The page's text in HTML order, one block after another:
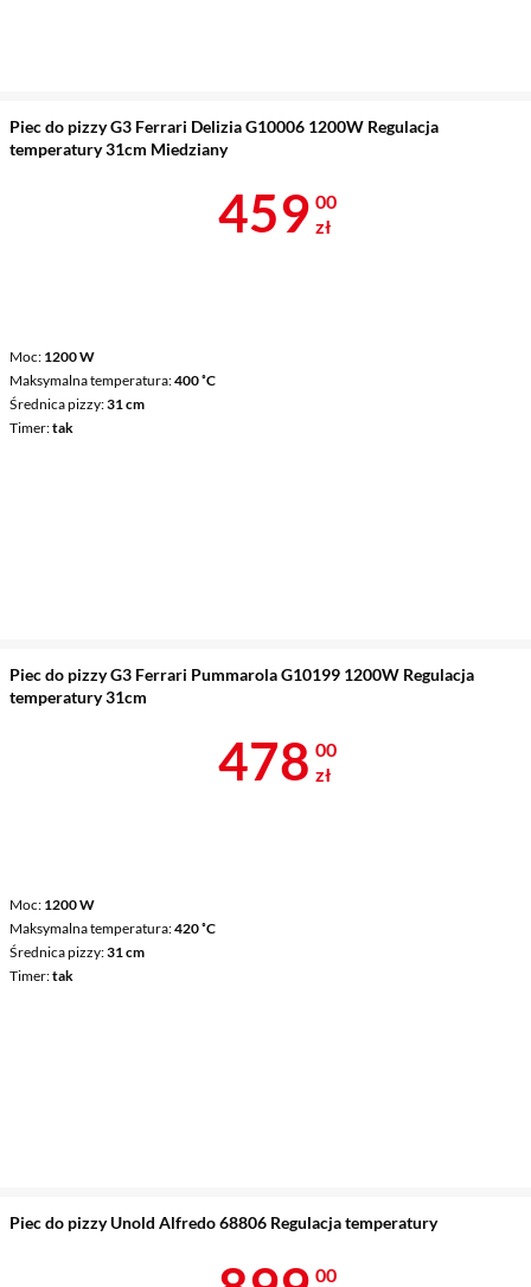
Piec do pizzy G3 Ferrari Delizia G10006 1200W Regulacja
temperatury 31cm Miedziany
Moc 1200 W
Maksymalna temperatura 400 ˚C
Średnica pizzy 31 cm
Timer tak
Cena 459 zł
459 00
zł
Piec do pizzy G3 Ferrari Pummarola G10199 1200W Regulacja
temperatury 31cm
Moc 1200 W
Maksymalna temperatura 420 ˚C
Średnica pizzy 31 cm
Timer tak
Cena 478 zł
478 00
zł
Piec do pizzy Unold Alfredo 68806 Regulacja temperatury
00